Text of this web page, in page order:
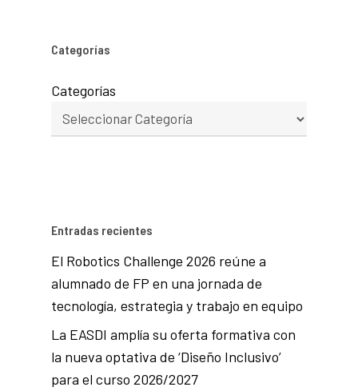
Categorías
Categorías
Entradas recientes
El Robotics Challenge 2026 reúne a
alumnado de FP en una jornada de
tecnología, estrategia y trabajo en equipo
La EASDI amplía su oferta formativa con
la nueva optativa de ‘Diseño Inclusivo’
para el curso 2026/2027